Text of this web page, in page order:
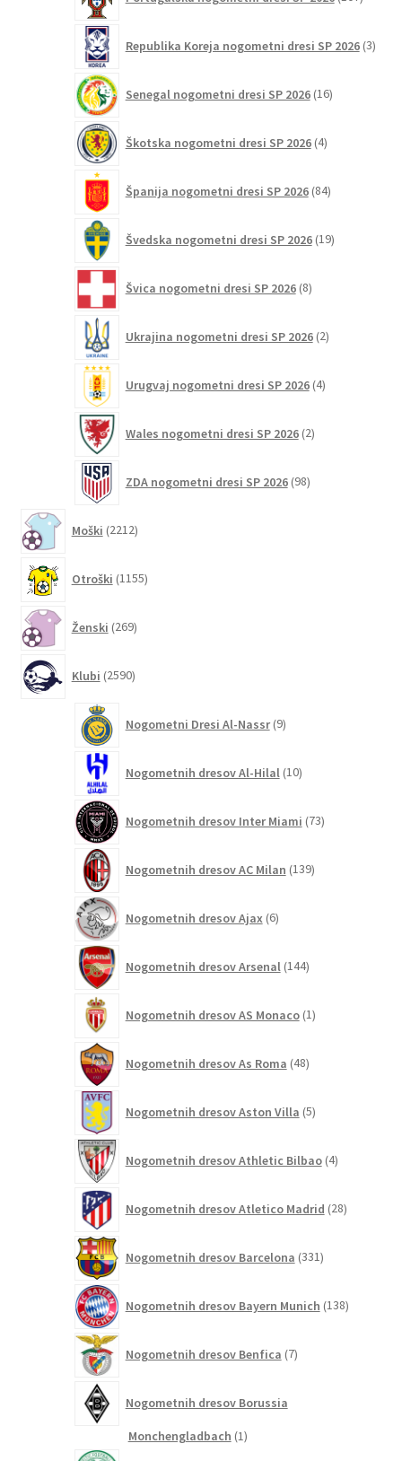
Republika Koreja nogometni dresi SP 2026 3
Senegal nogometni dresi SP 2026 16izdelkov
Škotska nogometni dresi SP 2026 4izdelki
Španija nogometni dresi SP 2026 84izdelkov
Švedska nogometni dresi SP 2026 19izdelkov
Švica nogometni dresi SP 2026 8izdelkov
Ukrajina nogometni dresi SP 2026 2izdelka
Urugvaj nogometni dresi SP 2026 4izdelki
Wales nogometni dresi SP 2026 2izdelka
ZDA nogometni dresi SP 2026 98izdelkov
Moški 2212izdelkov
Otroški 1155izdelkov
Ženski 269izdelkov
Klubi 2590izdelkov
Nogometni Dresi Al-Nassr 9izdelkov
Nogometnih dresov Al-Hilal 10izdelkov
Nogometnih dresov Inter Miami 73izdelkov
Nogometnih dresov AC Milan 139izdelkov
Nogometnih dresov Ajax 6izdelkov
Nogometnih dresov Arsenal 144izdelkov
Nogometnih dresov AS Monaco 1izdelek
Nogometnih dresov As Roma 48izdelkov
Nogometnih dresov Aston Villa 5izdelkov
Nogometnih dresov Athletic Bilbao 4izdelki
Nogometnih dresov Atletico Madrid 28izdelkov
Nogometnih dresov Barcelona 331izdelkov
Nogometnih dresov Bayern Munich 138izdelkov
Nogometnih dresov Benfica 7izdelkov
Nogometnih dresov Borussia
Monchengladbach 11